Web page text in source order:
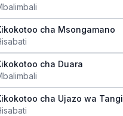
cha Msongamano
cha Duara
cha Ujazo wa Tangi